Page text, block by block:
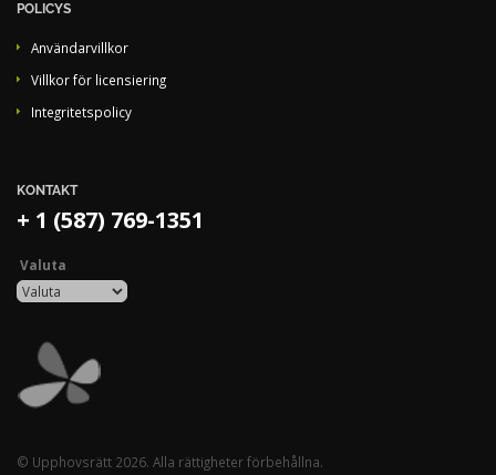
POLICYS
Användarvillkor
Villkor för licensiering
Integritetspolicy
KONTAKT
+ 1 (587) 769-1351
Valuta
© Upphovsrätt 2026. Alla rättigheter förbehållna.